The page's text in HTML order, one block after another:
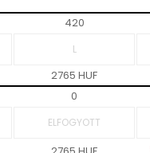
420
2765 HUF
0